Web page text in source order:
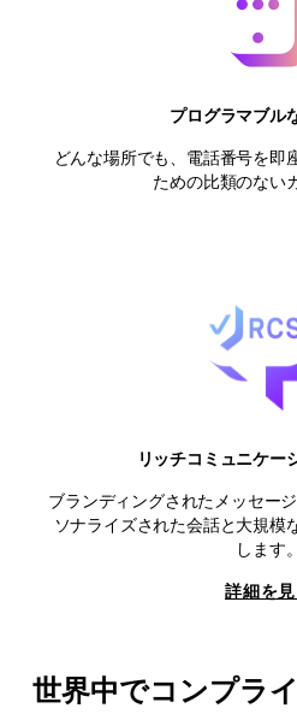
プログラマブル
どんな場所でも、電話番号を即
ための比類のない
リッチコミュニケー
ブランディングされたメッセー
ソナライズされた会話と大規模
します。
詳細を
世界中でコンプラ